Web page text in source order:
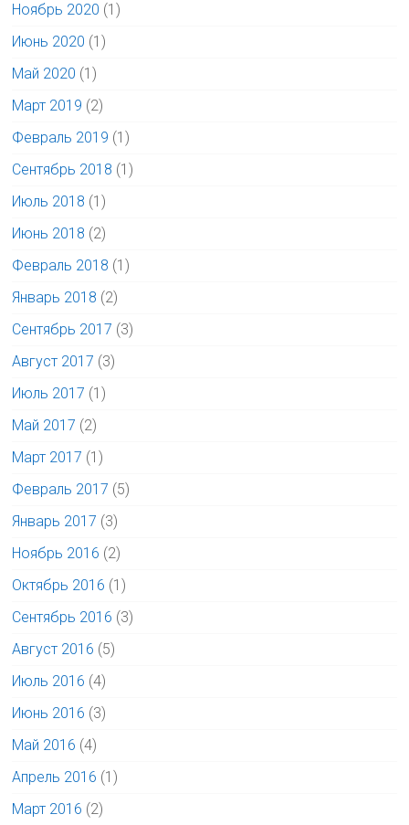
Ноябрь 2020 (1)
Июнь 2020 (1)
Май 2020 (1)
Март 2019 (2)
Февраль 2019 (1)
Сентябрь 2018 (1)
Июль 2018 (1)
Июнь 2018 (2)
Февраль 2018 (1)
Январь 2018 (2)
Сентябрь 2017 (3)
Август 2017 (3)
Июль 2017 (1)
Май 2017 (2)
Март 2017 (1)
Февраль 2017 (5)
Январь 2017 (3)
Ноябрь 2016 (2)
Октябрь 2016 (1)
Сентябрь 2016 (3)
Август 2016 (5)
Июль 2016 (4)
Июнь 2016 (3)
Май 2016 (4)
Апрель 2016 (1)
Март 2016 (2)